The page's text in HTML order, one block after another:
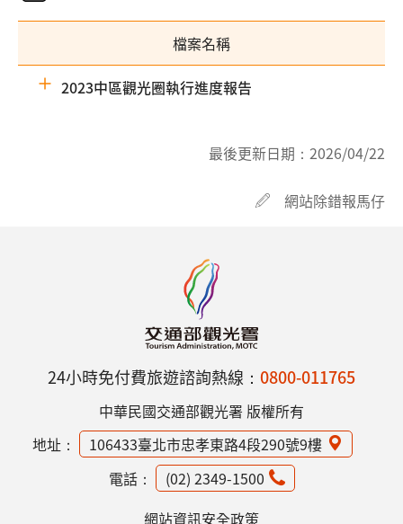
檔案名稱
2023中區觀光圈執行進度報告
最後更新日期： 2026/04/22
網站除錯報馬仔
24小時免付費旅遊諮詢熱線： 0800-011765
中華民國交通部觀光署 版權所有
地址：
106433臺北市忠孝東路4段290號9樓
電話：
(02) 2349-1500
網站資訊安全政策